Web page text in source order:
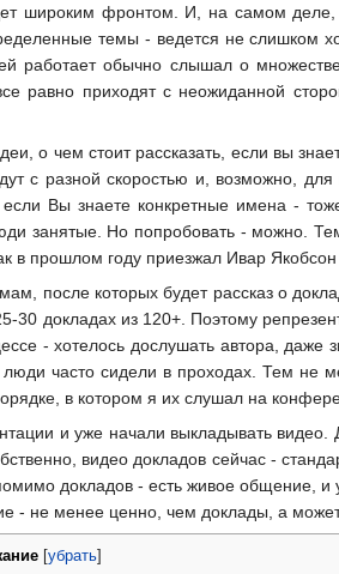
широким фронтом. И, на самом
темы - ведется не слишком
обычно слышал о
равно приходят с неожиданной
о чем стоит рассказать, если вы
с разной скоростью и, возможно,
Вы знаете конкретные имена -
занятые. Но попробовать - можно.
в прошлом году приезжал Ивар Якобсон
после которых будет рассказ о
докладах из 120+. Поэтому
- хотелось дослушать автора, даже
часто сидели в проходах. Тем не
в котором я их слушал на
и уже начали выкладывать
видео докладов сейчас -
докладов - есть живое общение,
- не менее ценно, чем доклады, а
[убрать]